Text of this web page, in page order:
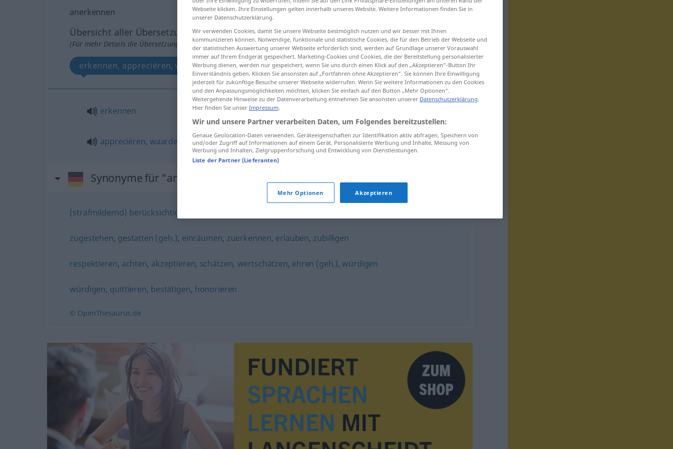
anerkennen
Übersicht aller Übersetzungen
(Für mehr Details die Übersetzung anklicken/antippen)
erkennen, appreciëren, waarderen
erkennen
appreciëren, waarderen anerkennen schätzen
Synonyme für "anerkennen"
(strafmildernd) berücksichtigen
zugestehen, gestatten (geh.), einräumen, zuerkennen, erlauben, zubilligen
respektieren, achten, akzeptieren, schätzen, wertschätzen, ehren (geh.),würdigen
würdigen, quittieren, bestätigen, honorieren
© OpenThesaurus.de
Webseite klicken. Ihre Einstellungen gelten innerhalb unseres Website. Weitere Informationen finden Sie in
unserer Datenschutzerklärung.
Wir verwenden Cookies, damit Sie unsere Webseite bestmöglich nutzen und wir besser mit Ihnen
kommunizieren können. Notwendige, funktionale und statistische Cookies, die für den Betrieb der Webseite und
der statistischen Auswertung unserer Webseite erforderlich sind, werden auf Grundlage unserer Vorauswahl
immer auf Ihrem Endgerät gespeichert. Marketing-Cookies und Cookies, die der Bereitstellung personalisierter
Werbung dienen, werden nur gespeichert, wenn Sie uns durch einen Klick auf den „Akzeptieren“-Button Ihr
Einverständnis geben. Klicken Sie ansonsten auf „Fortfahren ohne Akzeptieren“. Sie können Ihre Einwilligung
jederzeit für zukünftige Besuche unserer Webseite widerrufen. Wenn Sie weitere Informationen zu den Cookies
und den Anpassungsmöglichkeiten möchten, klicken Sie einfach auf den Button „Mehr Optionen“.
Weitergehende Hinweise zu der Datenverarbeitung entnehmen Sie ansonsten unserer Datenschutzerklärung.
Hier finden Sie unser Impressum.
Wir und unsere Partner verarbeiten Daten, um Folgendes bereitzustellen:
Genaue Geolocation-Daten verwenden. Geräteeigenschaften zur Identifikation aktiv abfragen. Speichern von
und/oder Zugriff auf Informationen auf einem Gerät. Personalisierte Werbung und Inhalte, Messung von
Werbung und Inhalten, Zielgruppenforschung und Entwicklung von Dienstleistungen.
Liste der Partner (Lieferanten)
Mehr Optionen Akzeptieren